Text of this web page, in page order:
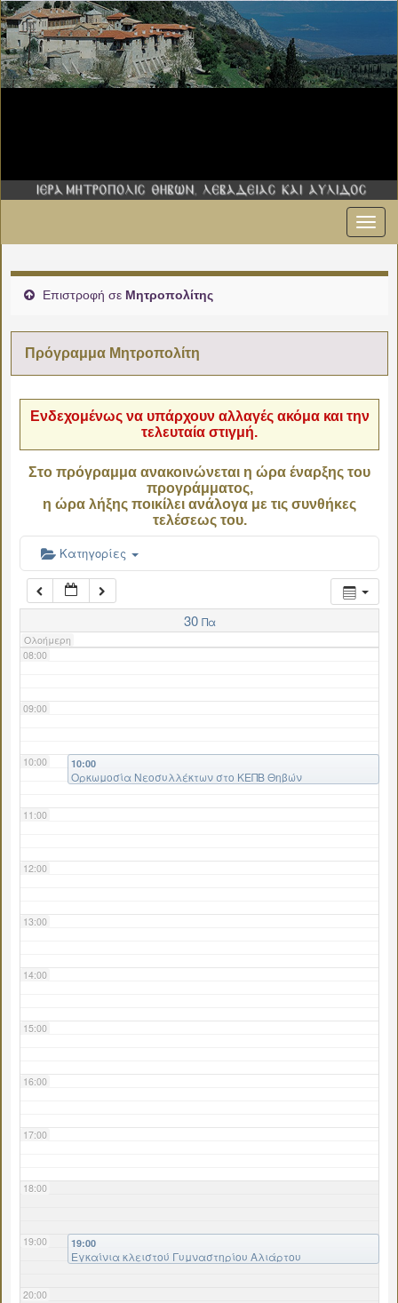
Επιστροφή σε Μητροπολίτης
Πρόγραμμα Μητροπολίτη
Ενδεχομένως να υπάρχουν αλλαγές ακόμα και την
τελευταία στιγμή.
Στο πρόγραμμα ανακοινώνεται η ώρα έναρξης του
προγράμματος,
η ώρα λήξης ποικίλει ανάλογα με τις συνθήκες
τελέσεως του.
Κατηγορίες
30 Πα
Ολοήμερη
02:00
06:00
07:00
08:00
09:00
10:00
11:00
12:00
13:00
14:00
15:00
16:00
17:00
18:00
19:00
20:00
10:00
Ορκωμοσία Νεοσυλλέκτων στο ΚΕΠΒ Θηβών
19:00
Εγκαίνια κλειστού Γυμναστηρίου Αλιάρτου